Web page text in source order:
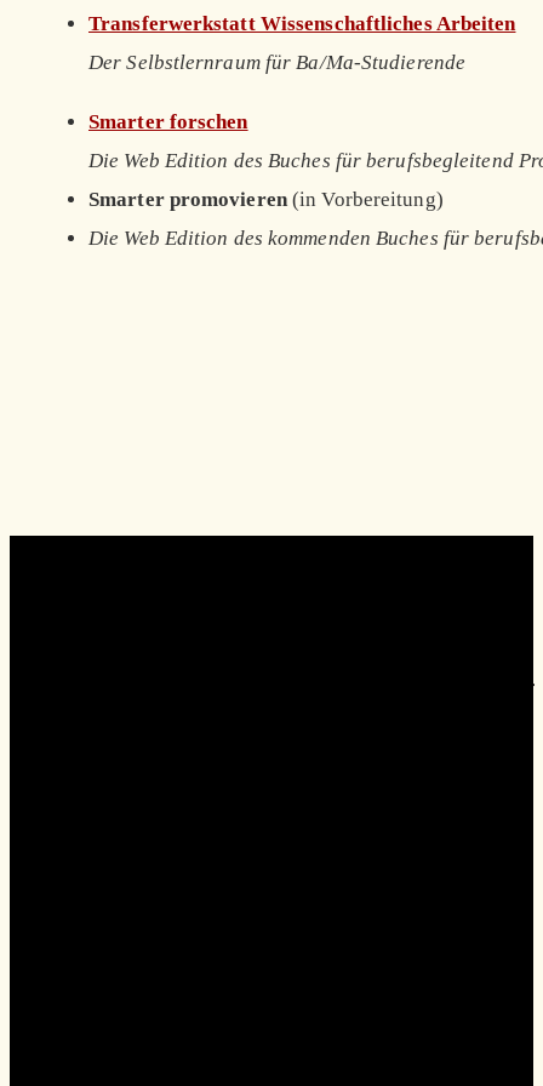
Transferwerkstatt Wissenschaftliches Arbeiten
Der Selbstlernraum für Ba/Ma-Studierende
Smarter forschen
Die Web Edition des Buches für berufsbegleitend
Smarter promovieren(in Vorbereitung)
Die Web Edition des kommenden Buches für